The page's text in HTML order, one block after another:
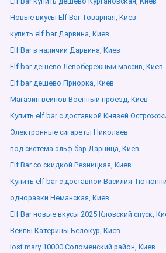
Новые вкусы Elf Bar Товарная, Киев
купить elf bar Дарвина, Киев
Elf Bar в наличии Дарвина, Киев
Elf bar дешево Левобережный массив, Киев
Elf bar дешево Приорка, Киев
Магазин вейпов Военный проезд, Киев
Купить elf bar с доставкой Князей
Электронные сигареты Николаев
под система эльф бар Дарница, Киев
Elf Bar со скидкой Резницкая, Киев
Купить elf bar с доставкой Василия
одноразки Неманская, Киев
Elf Bar новые вкусы 2025 Кловский спуск,
Вейпы Катерины Белокур, Киев
lost mary 10000 Соломенский район, Киев